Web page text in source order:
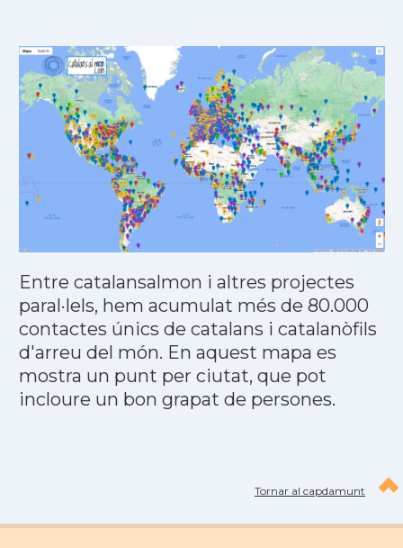
Entre catalansalmon i altres projectes
paral·lels, hem acumulat més de 80.000
contactes únics de catalans i catalanòfils
d'arreu del món. En aquest mapa es
mostra un punt per ciutat, que pot
incloure un bon grapat de persones.
Tornar al capdamunt